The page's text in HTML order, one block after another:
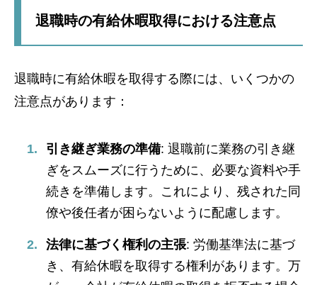
退職時の有給休暇取得における注意点
退職時に有給休暇を取得する際には、いくつかの
注意点があります：
引き継ぎ業務の準備: 退職前に業務の引き継
ぎをスムーズに行うために、必要な資料や手
続きを準備します。これにより、残された同
僚や後任者が困らないように配慮します。
法律に基づく権利の主張: 労働基準法に基づ
き、有給休暇を取得する権利があります。万